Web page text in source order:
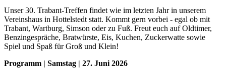
Unser 30. Trabant-Treffen findet wie im letzten Jahr in unserem
Vereinshaus in Hottelstedt statt. Kommt gern vorbei - egal ob mit
Trabant, Wartburg, Simson oder zu Fuß. Freut euch auf Oldtimer,
Benzingespräche, Bratwürste, Eis, Kuchen, Zuckerwatte sowie
Spiel und Spaß für Groß und Klein!
Programm | Samstag | 27. Juni 2026